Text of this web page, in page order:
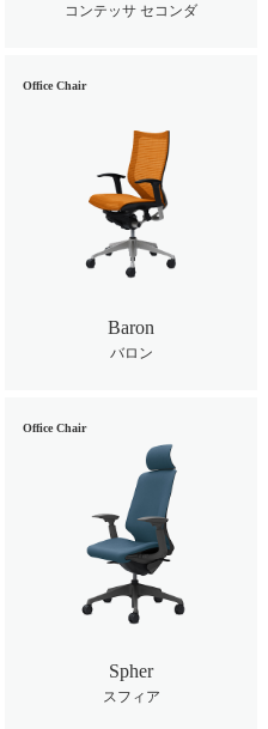
コンテッサ セコンダ
Office Chair
Baron
バロン
Office Chair
Spher
スフィア